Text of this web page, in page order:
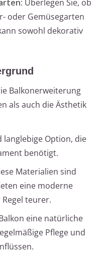
Überlegen Sie, ob
oder Gemüsegarten
sowohl dekorativ
Balkonerweiterung
als auch die Ästhetik
langlebige Option, die
benötigt.
Materialien sind
eine moderne
teurer.
eine natürliche
Pflege und